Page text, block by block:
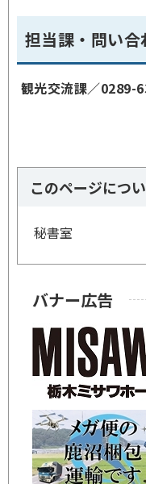
担当課・問い合
観光交流課／0289-
このページにつ
秘書室
バナー広告